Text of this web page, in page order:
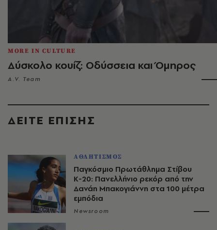
MORE IN CULTURE
Δύσκολο κουίζ: Οδύσσεια και Όμηρος
A.V. Team
ΔΕΙΤΕ ΕΠΙΣΗΣ
ΑΘΛΗΤΙΣΜΟΣ
Παγκόσμιο Πρωτάθλημα Στίβου
Κ-20: Πανελλήνιο ρεκόρ από την
Δανάη Μπακογιάννη στα 100 μέτρα
εμπόδια
Newsroom